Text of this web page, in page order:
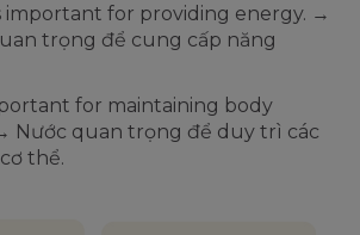
important for providing energy. →
trọng để cung cấp năng
for maintaining body
Nước quan trọng để duy trì các
thể.